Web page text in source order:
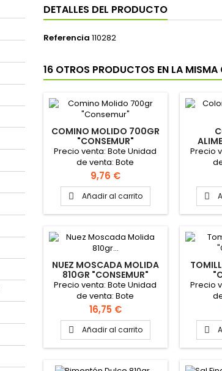
DETALLES DEL PRODUCTO
Referencia 110282
16 OTROS PRODUCTOS EN LA
COMINO MOLIDO 700GR
"CONSEMUR"
Precio venta: Bote Unidad
de venta: Bote
Precio
9,76 €
 Añadir al carrito
Precio

NUEZ MOSCADA MOLIDA
810GR "CONSEMUR"
Precio venta: Bote Unidad
de venta: Bote
Precio
16,75 €
 Añadir al carrito
Precio
